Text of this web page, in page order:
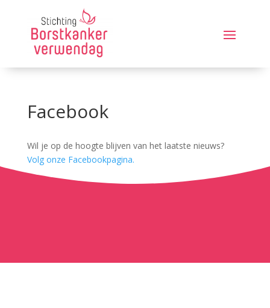
Facebook
Wil je op de hoogte blijven van het laatste nieuws?
Volg onze Facebookpagina.